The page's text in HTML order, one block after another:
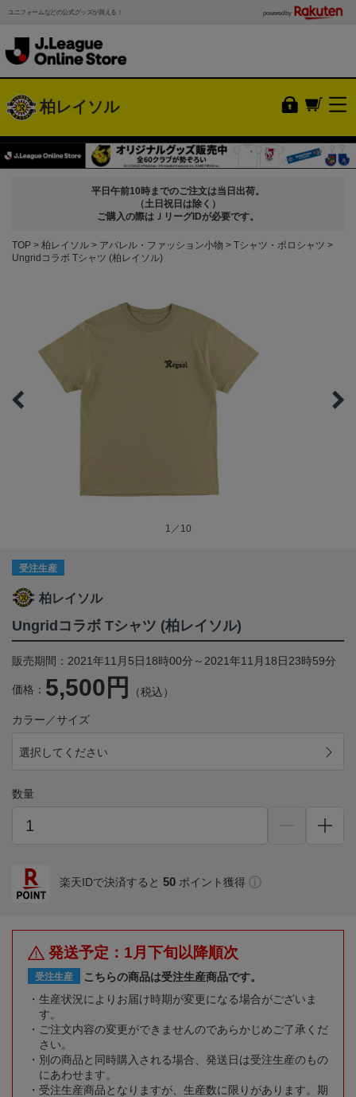
ユニフォームなどの公式グッズが買える！ powered by
柏レイソル
平日午前10時までのご注文は当日出荷。
（土日祝日は除く）
ご購入の際はＪリーグIDが必要です。
TOP 柏レイソル アパレル・ファッション小物
Tシャツ・ポロシャツ
Ungridコラボ Tシャツ (柏レイソル)
1／10
受注生産
柏レイソル
Ungridコラボ Tシャツ (柏レイソル)
販売期間：2021年11月5日18時00分～2021年11月18日23時59分
価格： 5,500円 （税込）
カラー／サイズ
選択してください
数量
楽天IDで決済すると 50 ポイント獲得
発送予定：1月下旬以降順次
受注生産
こちらの商品は受注生産商品です。
生産状況によりお届け時期が変更になる場合がございま
す。
ご注文内容の変更ができませんのであらかじめご了承くだ
さい。
別の商品と同時購入される場合、発送日は受注生産のもの
にあわせます。
受注生産商品となりますが、生産数に限りがあります。期